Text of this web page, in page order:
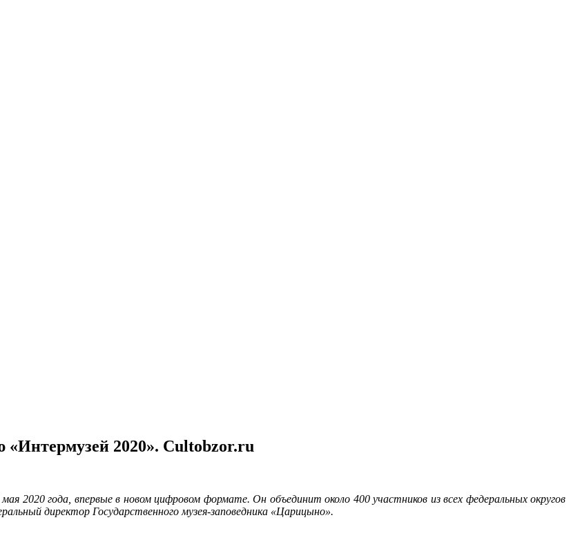
2020». Cultobzor.ru
2020 года, впервые в новом цифровом формате. Он объединит около 400 участников из всех федеральных округов
директор Государственного музея-заповедника «Царицыно».